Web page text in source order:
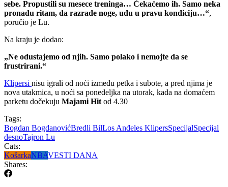
sebe. Propustili su mesece treninga… Čekaćemo ih. Samo neka
pronađu ritam, da razrade noge, uđu u pravu kondiciju…“,
poručio je Lu.
Na kraju je dodao:
„Ne odustajemo od njih. Samo polako i nemojte da se
frustrirani.“
Klipersi nisu igrali od noći između petka i subote, a pred njima je
nova utakmica, u noći sa ponedeljka na utorak, kada na domaćem
parketu dočekuju Majami Hit od 4.30
Tags:
Bogdan BogdanovićBredli BilLos Anđeles KlipersSpecijalSpecijal
desnoTajron Lu
Cats:
KošarkaNBAVESTI DANA
Shares: